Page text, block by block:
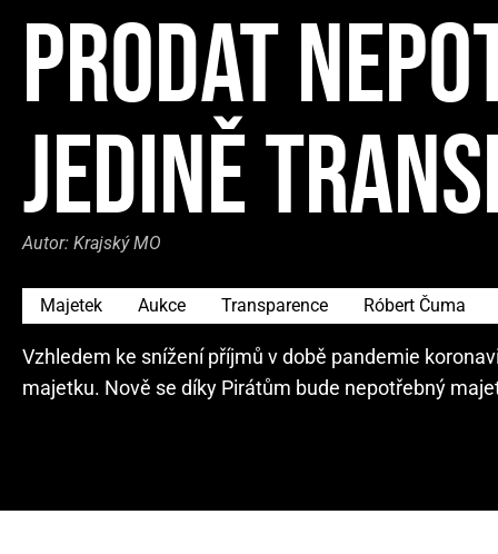
PRODAT
JEDINĚ
Autor: Krajský MO
Majetek Aukce Transparence Róbert Čuma
Vzhledem ke snížení příjmů v době pandemie
majetku. Nově se díky Pirátům bude nepotřebný